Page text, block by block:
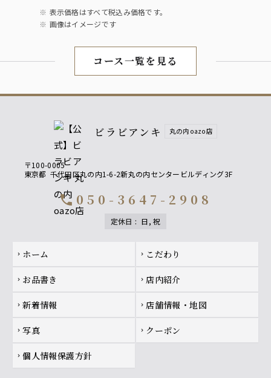
表示価格はすべて税込み価格です。
画像はイメージです
コース一覧を見る
ビラビアンキ 丸の内oazo店
〒100-0005
東京都 千代田区丸の内1-6-2新丸の内センタービルディング3F
call 050-3647-2908
定休日 : 日, 祝
Footer navigation
chevron_right ホーム chevron_right こだわり
chevron_right お品書き chevron_right 店内紹介
chevron_right 新着情報 chevron_right 店舗情報・地図
chevron_right 写真 chevron_right クーポン
chevron_right 個人情報保護方針